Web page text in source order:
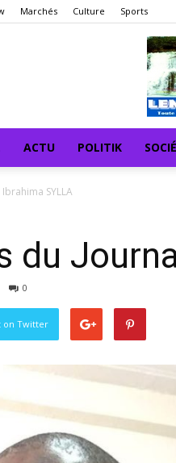
Marchés Culture Sports
ACTU POLITIK
SYLLA
du
0
on Twitter